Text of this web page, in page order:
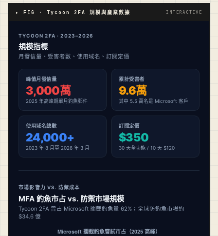
▸ FIG · Tycoon 2FA 規模與產業數據 INTERACTIVE